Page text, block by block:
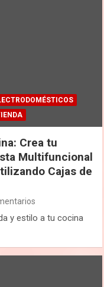
Crea tu
Multifuncional
Cajas de
y estilo a tu cocina